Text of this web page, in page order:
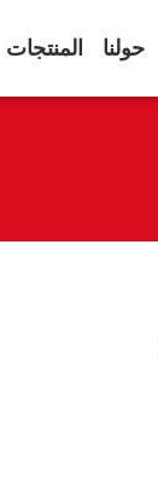
حولنا المنتجات